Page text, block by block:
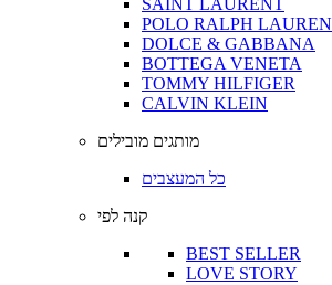
POLO RALPH LAUREN
DOLCE & GABBANA
BOTTEGA VENETA
TOMMY HILFIGER
CALVIN KLEIN
מותגים מובילים
כל המעצבים
קנה לפי
BEST SELLER
LOVE STORY